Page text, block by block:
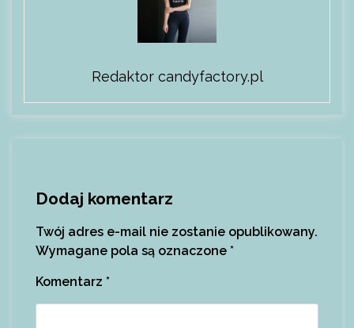
Redaktor candyfactory.pl
Dodaj komentarz
Twój adres e-mail nie zostanie opublikowany.
Wymagane pola są oznaczone *
Komentarz *